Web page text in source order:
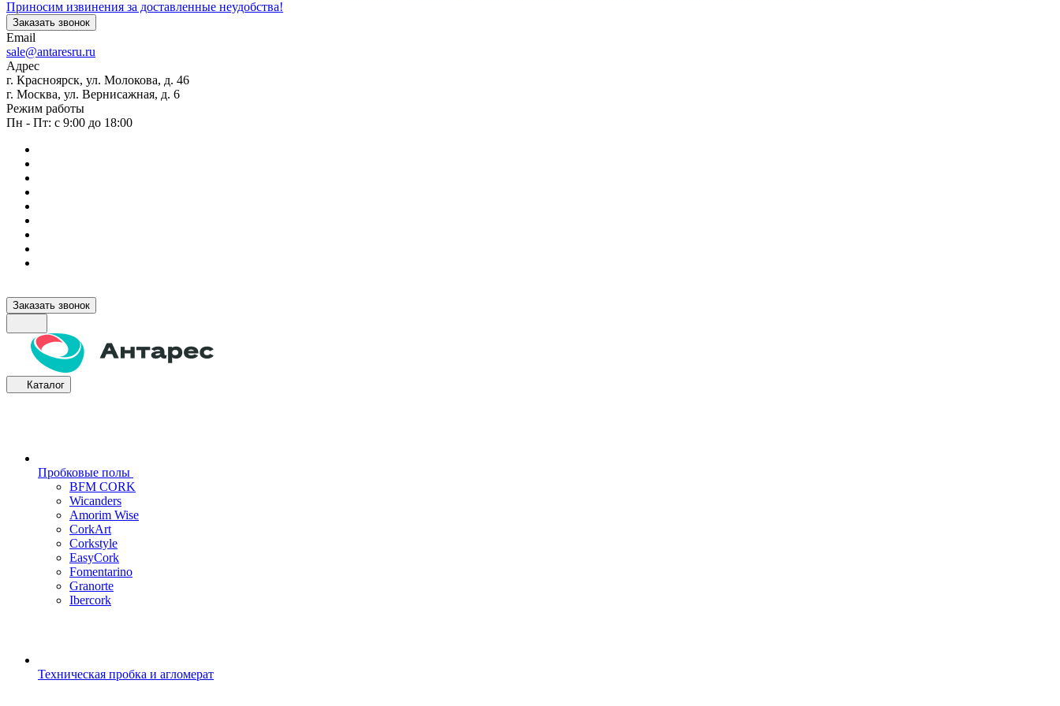
Приносим извинения за доставленные неудобства!
Заказать звонок
Email
sale@antaresru.ru
Адрес
г. Красноярск, ул. Молокова, д. 46
г. Москва, ул. Вернисажная, д. 6
Режим работы
Пн - Пт: с 9:00 до 18:00
Заказать звонок
Каталог
Пробковые полы
BFM CORK
Wicanders
Amorim Wise
CorkArt
Corkstyle
EasyCork
Fomentarino
Granorte
Ibercork
Техническая пробка и агломерат